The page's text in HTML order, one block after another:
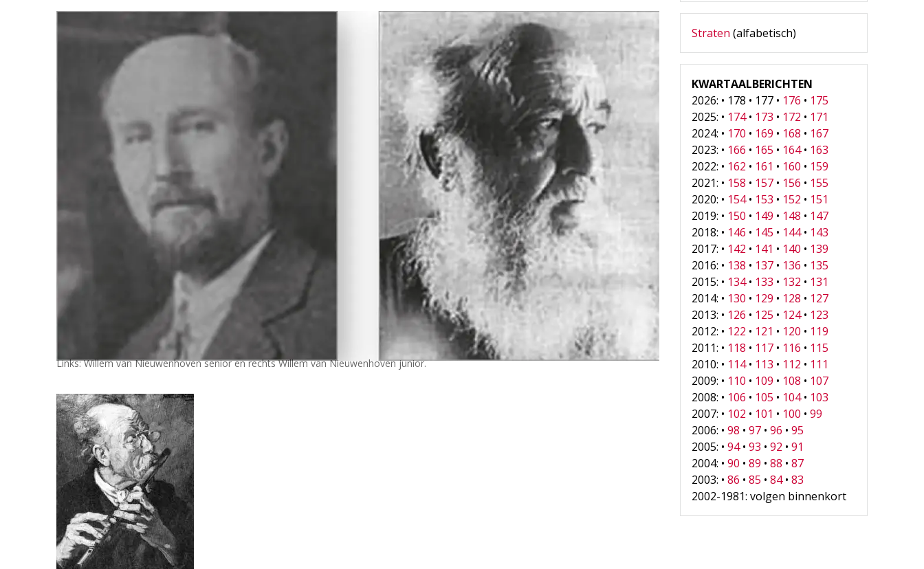
Links: Willem van ­Nieuwenhoven senior en rechts Willem van ­Nieuwenhoven junior.
Straten (alfabetisch)
KWARTAALBERICHTEN
2026: • 178 • 177 • 176 • 175
2025: • 174• 173 • 172 • 171
2024: • 170 • 169 • 168 • 167
2023: • 166 • 165 • 164• 163
2022: • 162 • 161 • 160 • 159
2021: • 158 • 157 • 156 • 155
2020: • 154• 153 • 152 • 151
2019: • 150 • 149 • 148 • 147
2018: • 146 • 145 • 144• 143
2017: • 142 • 141 • 140 • 139
2016: • 138 • 137 • 136 • 135
2015: • 134• 133 • 132 • 131
2014: • 130 • 129 • 128 • 127
2013: • 126 • 125 • 124• 123
2012: • 122 • 121 • 120 • 119
2011: • 118 • 117 • 116 • 115
2010: • 114• 113 • 112 • 111
2009: • 110 • 109 • 108 • 107
2008: • 106 • 105 • 104• 103
2007: • 102 • 101 • 100 •99
2006: •98 •97 •96 •95
2005: •94•93 •92 •91
2004: •90 •89 •88 •87
2003: •86 •85 •84•83
2002-1981: volgen binnenkort